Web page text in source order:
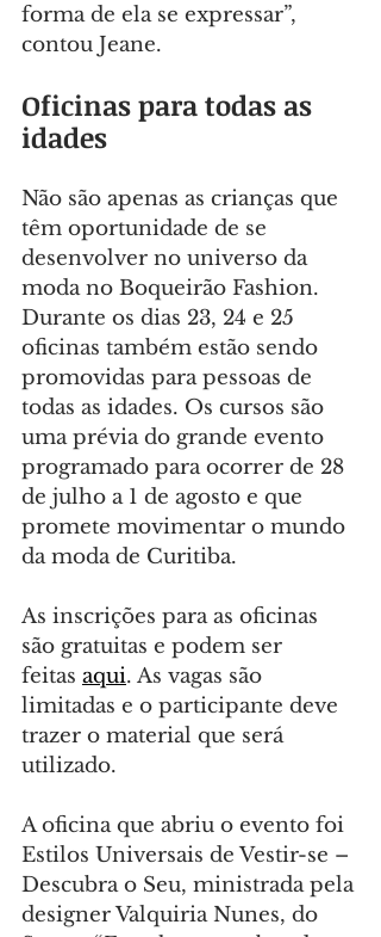
forma de ela se expressar”,
contou Jeane.
Oficinas para todas as
idades
Não são apenas as crianças que
têm oportunidade de se
desenvolver no universo da
moda no Boqueirão Fashion.
Durante os dias 23, 24 e 25
oficinas também estão sendo
promovidas para pessoas de
todas as idades. Os cursos são
uma prévia do grande evento
programado para ocorrer de 28
de julho a 1 de agosto e que
promete movimentar o mundo
da moda de Curitiba.
As inscrições para as oficinas
são gratuitas e podem ser
feitas aqui. As vagas são
limitadas e o participante deve
trazer o material que será
utilizado.
A oficina que abriu o evento foi
Estilos Universais de Vestir-se –
Descubra o Seu, ministrada pela
designer Valquiria Nunes, do